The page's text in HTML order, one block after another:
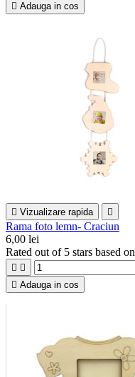
 Adauga in cos
 Vizualizare rapida 
Rama foto lemn- Craciun
6,00 lei
Rated out of 5 stars based on
 
 Adauga in cos